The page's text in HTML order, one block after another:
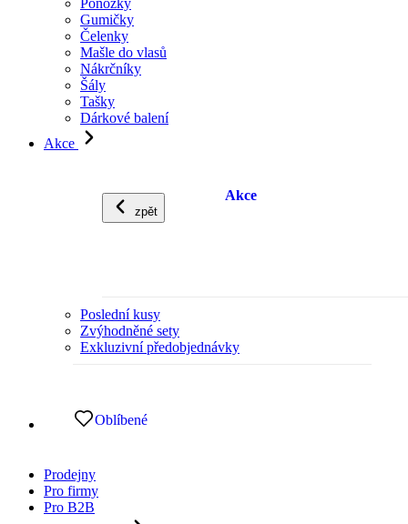
Ponožky
Gumičky
Čelenky
Mašle do vlasů
Nákrčníky
Šály
Tašky
Dárkové balení
Akce
zpět
Akce
Poslední kusy
Zvýhodněné sety
Exkluzivní předobjednávky
Oblíbené
Prodejny
Pro firmy
Pro B2B